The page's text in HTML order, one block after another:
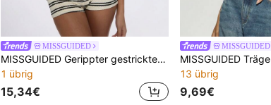
MISSGUIDED
MISSGUIDED Gerippter gestrickter ärmelloser Zweiteiler mit Knöpfen, Sommer Strandurlaub Resort-Outfit, gestreiftes Co-Ord-Shorts-Set mit Retro-Knöpfen
1 übrig
15,34€
MISSGUIDED
13 übrig
9,69€